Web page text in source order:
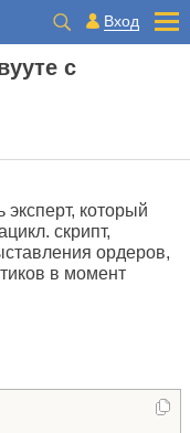
Вход
с
эксперт, который
скрипт,
ордеров,
в момент
150;
1;